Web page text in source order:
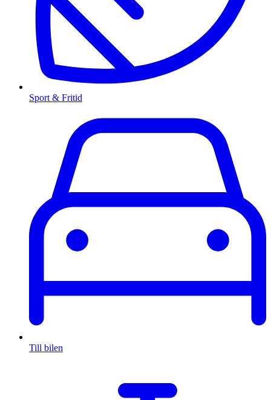
Sport & Fritid
Till bilen